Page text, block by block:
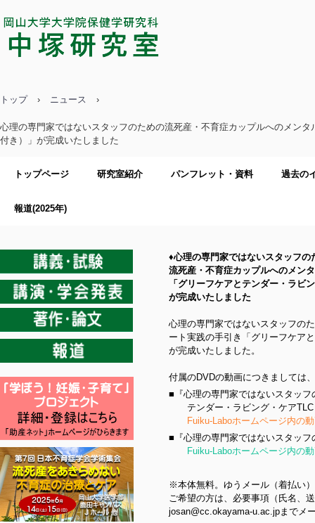
研究科
トップ › ニュース ›
心理の専門家ではないスタッフのための流死産・不育症カップルへのメン
付き）」が完成いたしました
トップページ 研究室紹介 パンフレット・資料 過去の
報道(2025年)
♦心理の専門家ではないスタッフの
流死産・不育症カップルへのメン
「グリーフケアとテンダー・ラビ
が完成いたしました
心理の専門家ではないスタッフの
ート実践の手引き
「グリーフケア
が完成いたしました。
付属のDVDの動画につきましては
■『心理の専門家ではないスタッフ
テンダー・ラビング・ケアTLC
Fuiku-Laboホームページ内の
■『心理の専門家ではないスタッ
Fuiku-Laboホームページ内の
※本体無料。ゆうメール（着払い
ご希望の方は、必要事項（氏名、
josan@cc.okayama-u.ac.jpまでメ